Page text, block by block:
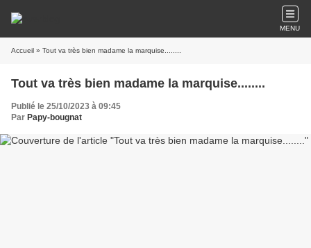
MENU
Accueil » Tout va très bien madame la marquise........
Tout va très bien madame la marquise........
Publié le 25/10/2023 à 09:45
Par Papy-bougnat